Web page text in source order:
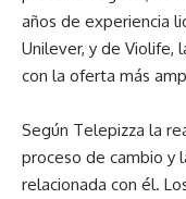
años de experiencia
Unilever, y de Violife,
con la oferta más
Según Telepizza la
proceso de cambio y
relacionada con él.